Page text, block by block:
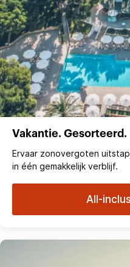
Vakantie. Gesorteerd.
Ervaar zonovergoten
in één gemakkelijk verblijf.
All-